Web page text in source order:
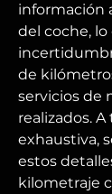
información
del coche,
de
servicios de
realizados.
exhaustiva,
estos
kilometraje